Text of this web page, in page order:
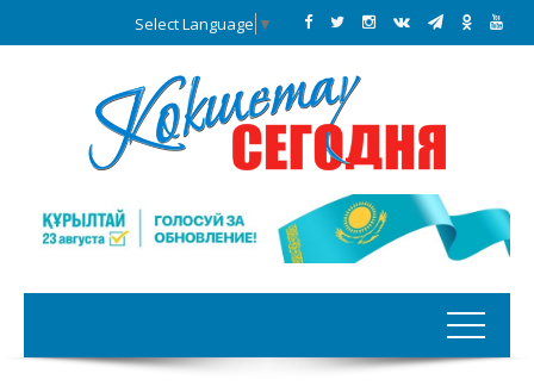
Select Language ▼